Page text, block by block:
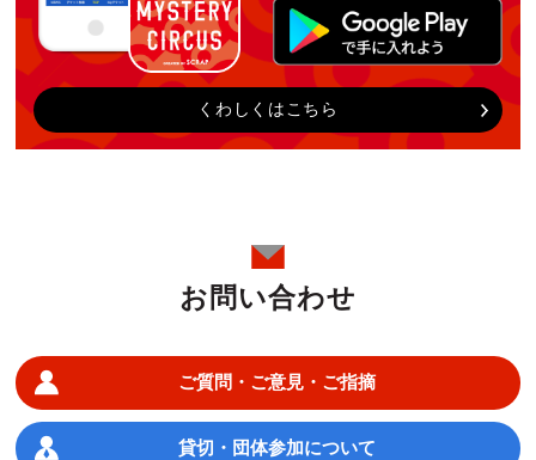
くわしくはこちら
お問い合わせ
ご質問・ご意見・ご指摘
貸切・団体参加について